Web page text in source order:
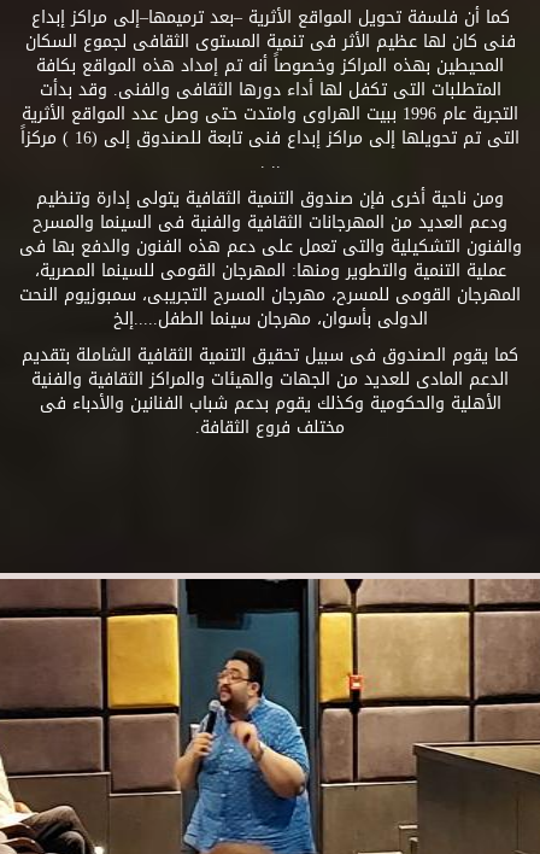
كما أن فلسفة تحويل المواقع الأثرية –بعد ترميمها–إلى مراكز إبداع
فنى كان لها عظيم الأثر فى تنمية المستوى الثقافى لجموع السكان
المحيطين بهذه المراكز وخصوصاً أنه تم إمداد هذه المواقع بكافة
المتطلبات التى تكفل لها أداء دورها الثقافى والفنى. وقد بدأت
التجربة عام 1996 ببيت الهراوى وامتدت حتى وصل عدد المواقع الأثرية
التى تم تحويلها إلى مراكز إبداع فنى تابعة للصندوق إلى (16 ) مركزاً
.. .
ومن ناحية أخرى فإن صندوق التنمية الثقافية يتولى إدارة وتنظيم
ودعم العديد من المهرجانات الثقافية والفنية فى السينما والمسرح
والفنون التشكيلية والتى تعمل على دعم هذه الفنون والدفع بها فى
عملية التنمية والتطوير ومنها: المهرجان القومى للسينما المصرية،
المهرجان القومى للمسرح، مهرجان المسرح التجريبى، سمبوزيوم النحت
الدولى بأسوان، مهرجان سينما الطفل.....إلخ
كما يقوم الصندوق فى سبيل تحقيق التنمية الثقافية الشاملة بتقديم
الدعم المادى للعديد من الجهات والهيئات والمراكز الثقافية والفنية
الأهلية والحكومية وكذلك يقوم بدعم شباب الفنانين والأدباء فى
مختلف فروع الثقافة.